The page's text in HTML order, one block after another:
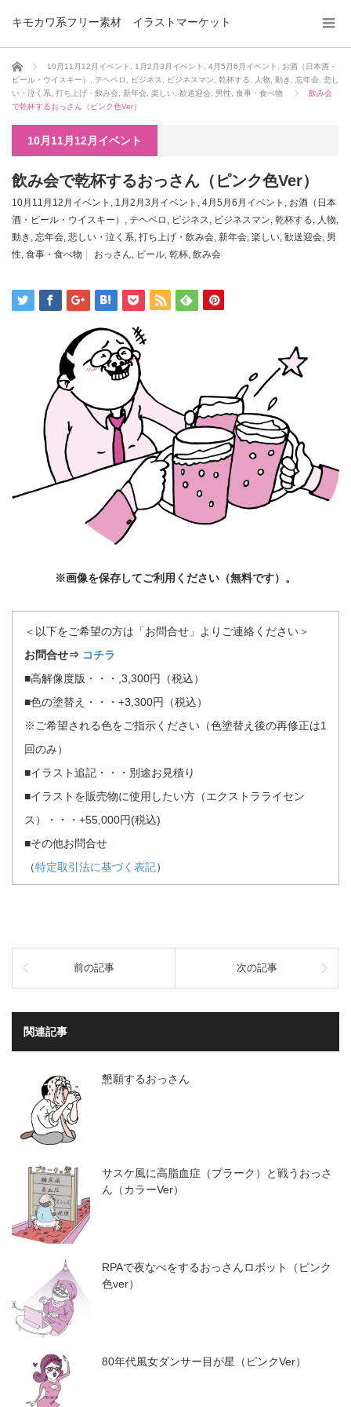
キモカワ系フリー素材 イラストマーケット
ホーム 10月11月12月イベント 1月2月3月イベント 4月5月6月イベント
お酒（日本酒・
ビール・ウイスキー）
テヘペロ ビジネス ビジネスマン 乾杯する 人物 動き 忘年会 悲し
い・泣く系
打ち上げ・飲み会 新年会 楽しい 歓送迎会 男性 食事・食べ物
飲み会
で乾杯するおっさん（ピンク色Ver）
10月11月12月イベント
飲み会で乾杯するおっさん（ピンク色Ver）
10月11月12月イベント , 1月2月3月イベント , 4月5月6月イベント , お酒（日本
酒・ビール・ウイスキー） , テヘペロ , ビジネス, ビジネスマン, 乾杯する, 人物,
動き , 忘年会, 悲しい・泣く系, 打ち上げ・飲み会, 新年会, 楽しい, 歓送迎会, 男
性, 食事・食べ物 おっさん, ビール, 乾杯, 飲み会
※画像を保存してご利用ください（無料です）。
＜以下をご希望の方は「お問合せ」よりご連絡ください＞
お問合せ⇒ コチラ
■高解像度版・・・,3,300円（税込）
■色の塗替え・・・+3,300円（税込）
※ご希望される色をご指示ください（色塗替え後の再修正は1
回のみ）
■イラスト追記・・・別途お見積り
■イラストを販売物に使用したい方（エクストラライセン
ス）・・・+55,000円(税込)
■その他お問合せ
（特定取引法に基づく表記）
前の記事 次の記事
関連記事
懇願するおっさん
サスケ風に高脂血症（プラーク）と戦うおっさ
ん（カラーVer）
RPAで夜なべをするおっさんロボット（ピンク
色ver）
80年代風女ダンサー目が星（ピンクVer）